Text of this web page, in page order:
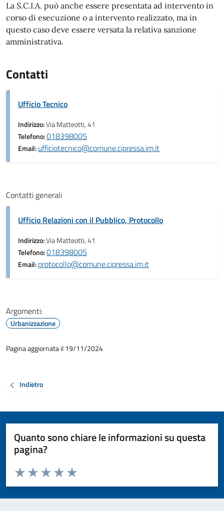
La S.C.I.A. può anche essere presentata ad intervento in
corso di esecuzione o a intervento realizzato, ma in
questo caso deve essere versata la relativa sanzione
amministrativa.
Contatti
Ufficio Tecnico
Indirizzo:Via Matteotti, 41
Telefono:018398005
Email:ufficiotecnico@comune.cipressa.im.it
Contatti generali
Ufficio Relazioni con il Pubblico, Protocollo
Indirizzo:Via Matteotti, 41
Telefono:018398005
Email:protocollo@comune.cipressa.im.it
Argomenti:
Urbanizzazione
Pagina aggiornata il 19/11/2024
Indietro
Quanto sono chiare le informazioni su questa
pagina?
Valuta da 1 a 5 stelle la pagina
Valuta 5 stelle su 5
Valuta 4 stelle su 5
Valuta 3 stelle su 5
Valuta 2 stelle su 5
Valuta 1 stelle su 5